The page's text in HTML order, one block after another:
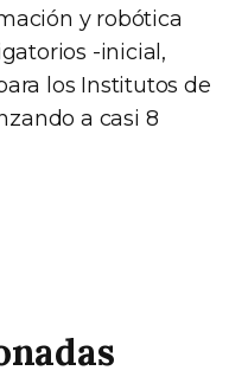
y robótica
-inicial,
los Institutos de
a casi 8